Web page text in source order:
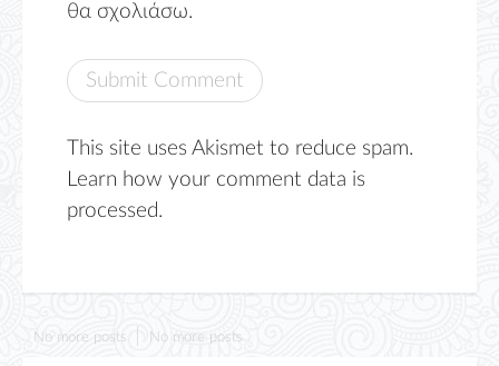
θα σχολιάσω.
This site uses Akismet to reduce spam.
Learn how your comment data is
processed.
No more posts No more posts